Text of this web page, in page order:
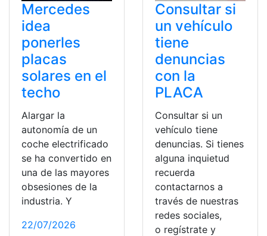
Mercedes
idea
ponerles
placas
solares en el
techo
Alargar la
autonomía de un
coche electrificado
se ha convertido en
una de las mayores
obsesiones de la
industria. Y
22/07/2026
Consultar si
un vehículo
tiene
denuncias
con la
PLACA
Consultar si un
vehículo tiene
denuncias. Si tienes
alguna inquietud
recuerda
contactarnos a
través de nuestras
redes sociales,
o regístrate y